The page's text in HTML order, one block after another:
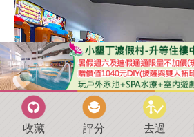
收藏 評分 去過